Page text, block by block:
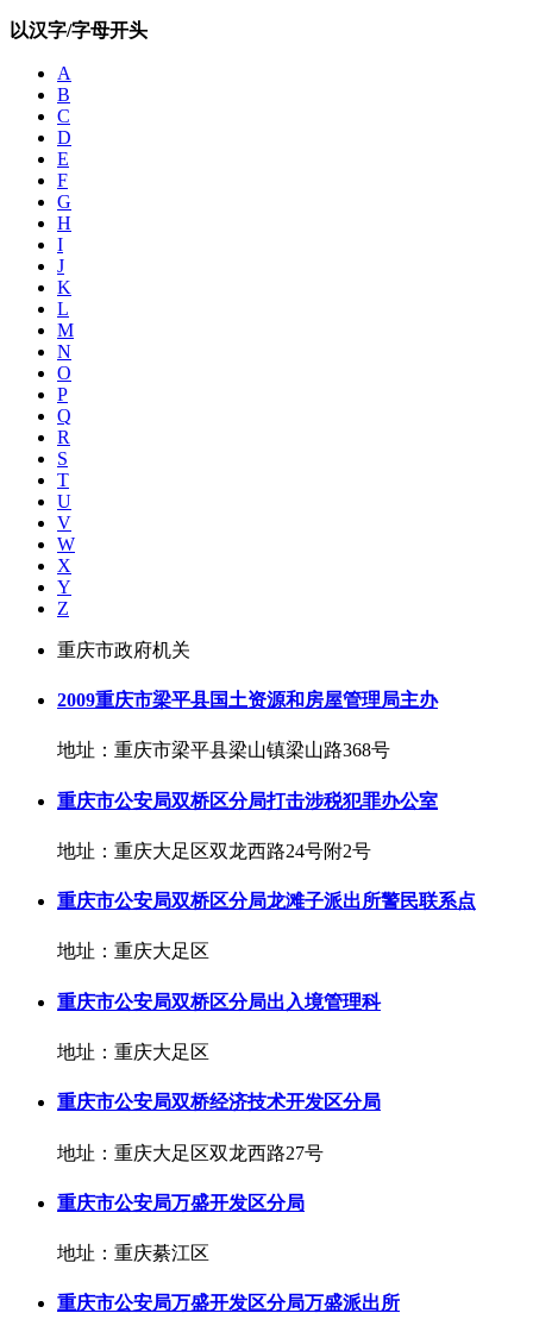
以汉字/字母开头
A
B
C
D
E
F
G
H
I
J
K
L
M
N
O
P
Q
R
S
T
U
V
W
X
Y
Z
重庆市政府机关
2009重庆市梁平县国土资源和房屋管理局主办
地址：重庆市梁平县梁山镇梁山路368号
重庆市公安局双桥区分局打击涉税犯罪办公室
地址：重庆大足区双龙西路24号附2号
重庆市公安局双桥区分局龙滩子派出所警民联系点
地址：重庆大足区
重庆市公安局双桥区分局出入境管理科
地址：重庆大足区
重庆市公安局双桥经济技术开发区分局
地址：重庆大足区双龙西路27号
重庆市公安局万盛开发区分局
地址：重庆綦江区
重庆市公安局万盛开发区分局万盛派出所